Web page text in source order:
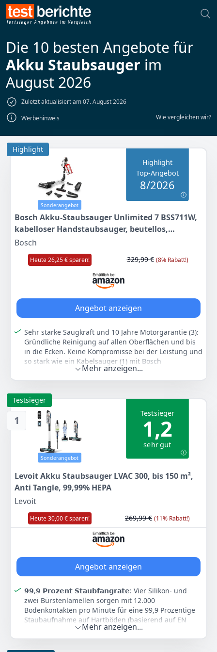
Die 10 besten Angebote für
Akku Staubsauger im
August 2026
Zuletzt aktualisiert am 07. August 2026
Werbehinweis
Wie vergleichen wir?
Highlight
Sonderangebot
Highlight
Top-Angebot
8/2026
Bosch Akku-Staubsauger Unlimited 7 BSS711W,
kabelloser Handstaubsauger, beutellos,
Wechselakku, Knickrohr, Hygiene-Filter, 10 Jahre
Motorgarantie, XXL-Polsterdüse, LED-
Beleuchtung, Turbostufe, weiß
Bosch
Heute 26,25 € sparen! 329,99 € (8% Rabatt!)
Angebot anzeigen
Sehr starke Saugkraft und 10 Jahre Motorgarantie (3):
Gründliche Reinigung auf allen Oberflächen und bis
in die Ecken. Keine Kompromisse bei der Leistung und
so stark wie ein Kabelsauger (1) mit Bosch
Motortechnologie „Made in Germany“
Maximal flexibel: besonders handlich dank
praktischem Knickrohr für mehr Wendigkeit und
Saugen unter Möbeln, Handgerät separat verwendbar
und leicht abzunehmen
Motorisierte Düse mit praktischem LED-Licht: starke
Düse mit integrierten LEDs für eine hervorragende
Reinigungsleistung auf allen Böden, auch in dunklen
Bereichen
Langlebiger Akku: Hochwertiger Bosch Akku, der leicht
zu wechseln ist. Kompatibel mit mehr als 70 Geräten
von Bosch und anderen Marken
Vielseitiges Zubehör inklusive – schnell und einfach
wechselbar: 3.0 Ah Akku, lange flexible Fugendüse,
XXL-Polsterdüse, 2in1 Möbelpinsel & Polsterdüse,
Matratzendüse, kurze Fugendüse, Wandhalterung mit
Hersteller
- - -
UVP:329,99 €-8%
Anzeigen
Mehr anzeigen...
1
Testsieger
Sonderangebot
Testsieger
1,2
sehr gut
Levoit Akku Staubsauger LVAC 300, bis 150 m²,
Anti Tangle, 99,99% HEPA
Levoit
Heute 30,00 € sparen! 269,99 € (11% Rabatt!)
Angebot anzeigen
𝟵𝟵,𝟵 𝗣𝗿𝗼𝘇𝗲𝗻𝘁 𝗦𝘁𝗮𝘂𝗯𝗳𝗮𝗻𝗴𝗿𝗮𝘁𝗲: Vier Silikon- und
zwei Bürstenlamellen sorgen mit 12.000
Bodenkontakten pro Minute für eine 99,9 Prozentige
Staubaufnahme auf Hartböden (basierend auf EN
𝟯.𝟬𝟬𝟬 𝗺𝗔𝗵 𝗹𝗲𝗶𝘀𝘁𝘂𝗻𝗴𝘀𝘀𝘁𝗮𝗿𝗸𝗲𝗿 𝗔𝗸𝗸𝘂: Laufzeit für
Mehr anzeigen...